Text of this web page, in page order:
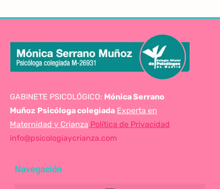
GABINETE PSICOLÓGICO: Mónica Serrano
Muñoz Psicóloga colegiada Experta en
Maternidad y Crianza Política de Privacidad
info@psicologiaycrianza.com
Navegación